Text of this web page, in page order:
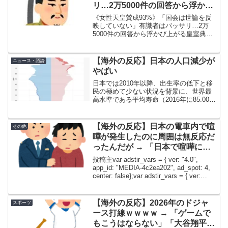
リ…2万5000件の回答から浮かび
上がる皇室典範改正案への“違和
感”「政治的な目的があるので
は」
《女性天皇賛成93%》「国会は世論を反
映していない」有識者はバッサリ…2万
5000件の回答から浮かび上がる皇室典範
俄かに熱を帯びてきた。衆参与野党によ
る皇族数確保に...
ニュース・議論
【海外の反応】日本の人口減少が
やばい
日本では2010年以降、出生率の低下と移
民の極めて少ない状況を背景に、世界最
高水準である平均寿命（2016年に85.00
月に公表する推計人口によれば、日本
の...
その他
【海外の反応】日本の電車内で喧
嘩が発生したのに周囲は無反応だ
ったんだが → 「日本で喧嘩に巻
き込まれると俺たち外国人が警察
に捕まるからな」「日本のネガテ
ィブな面だな」
投稿主var adstir_vars = { ver: "4.0",
app_id: "MEDIA-4c2ea202", ad_spot: 4,
center: false};var adstir_vars = { ver:
スポーツ
【海外の反応】2026年のドジャ
ース打線ｗｗｗｗ → 「ゲームで
もこうはならない」「大谷翔平の